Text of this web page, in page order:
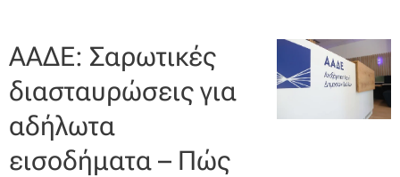
ΑΑΔΕ: Σαρωτικές
διασταυρώσεις για
αδήλωτα
εισοδήματα – Πώς